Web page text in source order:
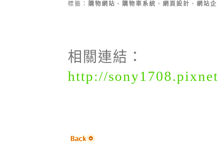
標籤： 購物網站 、 購物車系統 、 網頁設計 、 網站
相關連結：
http://